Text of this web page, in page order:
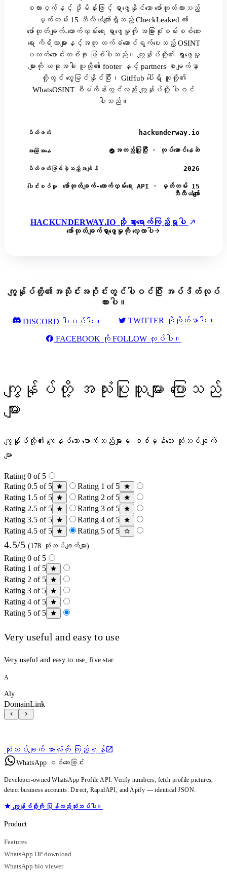
စကားဝှက်နှင့် ဒိုမိန်းဖြင့် ရှာဖွေနိုင်သော ဖော်ထုတ်ထားသည့်
မှတ်တမ်း 15 ဘီလီယံကျော်ရှိသည့် CheckLeaked ၏
ဖော်ထုတ်ချက်-ထောက်လှမ်းရေး ရှာဖွေမှုကို အခြားစုံစမ်းစစ်ဆေး
ရေး ကိရိယာများနှင့်အတူ လက်ခံဆောင်ရွက်ပေးသည့် OSINT
ပလက်ဖောင်းတစ်ခု ဖြစ်ပါသည်။ ကျွန်ုပ်တို့၏ ရှာဖွေမှု
များကို ယခုအခါ သူတို့၏ footer နှင့် partners စာမျက်နှာ
တို့တွင် တွေ့မြင်နိုင်ပြီး၊ GitHub ပေါ်ရှိ သူတို့၏
WhatsOSINT စီမံကိန်းတွင်လည်း ကျွန်ုပ်တို့ ပါဝင်
ပါသည်။
မိတ်ဖက် hackunderway.io
အခြေအနေ အတည်ပြုပြီး · လုပ်ဆောင်နေဆဲ
မိတ်ဖက်ဖြစ်ခဲ့သည့်အချိန် 2026
ပေါင်းစပ်မှု
ဖော်ထုတ်ချက်-ထောက်လှမ်းရေး API · မှတ်တမ်း 15
ဘီလီယံကျော်
HACKUNDERWAY.IO သို့ သွားရောက်ကြည့်ရှုပါ
ဖော်ထုတ်ချက်ရှာဖွေမှုကို လေ့လာပါ
ကျွန်ုပ်တို့၏အသိုင်းအဝိုင်းတွင်ပါဝင်ပြီး အပ်ဒိတ်လုပ်
ထားပါ။
DISCORD ပါဝင်ပါ။ TWITTER ကိုလိုက်နာပါ။
FACEBOOK ကို FOLLOW လုပ်ပါ။
ကျွန်ုပ်တို့ အသုံးပြုသူများ ပြောသည်
များ
ကျွန်ုပ်တို့၏ ကျေနပ်သော ဖောက်သည်များမှ စစ်မှန်သော သုံးသပ်ချက်
များ
Rating 0 of 5
Rating 0.5 of 5
Rating 1 of 5
Rating 1.5 of 5
Rating 2 of 5
Rating 2.5 of 5
Rating 3 of 5
Rating 3.5 of 5
Rating 4 of 5
Rating 4.5 of 5
Rating 5 of 5
4.5/5 (178 သုံးသပ်ချက်များ)
Rating 0 of 5
Rating 1 of 5
Rating 2 of 5
Rating 3 of 5
Rating 4 of 5
Rating 5 of 5
Very useful and easy to use
Very useful and easy to use, five star
A
Aly
DomainLink
သုံးသပ်ချက် အားလုံးကို ကြည့်ရန်
WhatsApp စစ်ဆေးခြင်း
Developer-owned WhatsApp Profile API. Verify numbers, fetch profile pictures,
detect business accounts. Direct, RapidAPI, and Apify — identical JSON.
ကျွန်ုပ်တို့ကို ပြန်လည်သုံးသပ်ပါ။
Product
Features
WhatsApp DP download
WhatsApp bio viewer